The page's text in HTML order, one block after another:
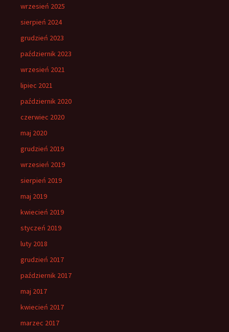
wrzesień 2025
sierpień 2024
grudzień 2023
październik 2023
wrzesień 2021
lipiec 2021
październik 2020
czerwiec 2020
maj 2020
grudzień 2019
wrzesień 2019
sierpień 2019
maj 2019
kwiecień 2019
styczeń 2019
luty 2018
grudzień 2017
październik 2017
maj 2017
kwiecień 2017
marzec 2017